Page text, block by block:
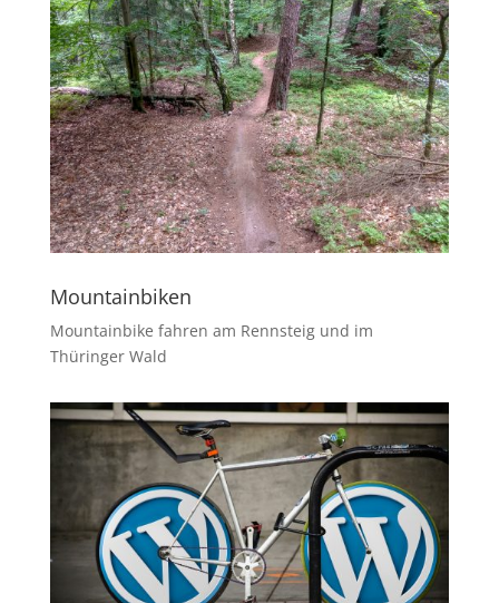
Mountainbiken
Mountainbike fahren am Rennsteig und im
Thüringer Wald